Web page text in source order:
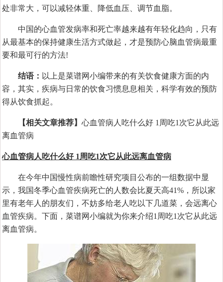
处非常大，可以减轻体重、降低血压、调节血脂。
中国的心血管发病率和死亡率越来越有年轻化趋向，只有
从最基本的保持健康生活方式做起，才是预防心脑血管病最重
要和最可行的方法!
结语： 以上是菜谱网小编带来的有关饮食健康方面的内
容，其实，疾病与日常的饮食习惯息息相关，科学有效的预防
得从饮食抓起。
【相关文章推荐】 心血管病人吃什么好 1周吃1次它从此远
离血管病
心血管病人吃什么好 1周吃1次它从此远离血管病
在今年中国慢性病前瞻性研究项目公布的一组数据中显
示，我国冬季心血管疾病死亡的人数会比夏天高41%，所以家
里有老年人的朋友们，不妨多给老人吃以下几道菜，会远离心
血管疾病。下面，菜谱网小编就为你来介绍1周吃1次它从此远
离血管病。